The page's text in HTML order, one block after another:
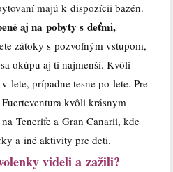
majú k dispozícii bazén.
aj na pobyty s deťmi,
zátoky s pozvoľným vstupom,
okúpu aj tí najmenší. Kvôli
lete, prípadne tesne po lete. Pre
kvôli krásnym
Tenerife a Gran Canarii, kde
a iné aktivity pre deti.
videli a zažili?